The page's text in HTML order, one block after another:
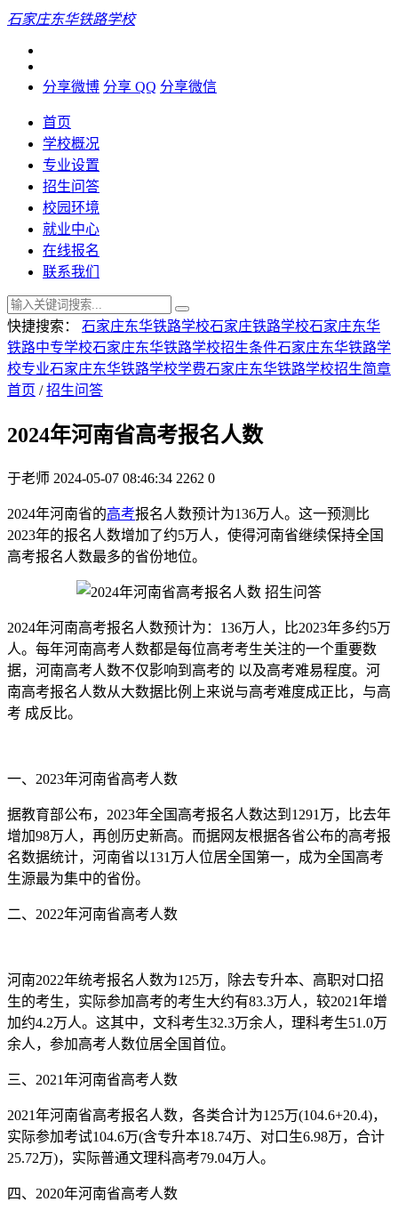
石家庄东华铁路学校
分享微博 分享 QQ 分享微信
首页
学校概况
专业设置
招生问答
校园环境
就业中心
在线报名
联系我们
快捷搜索： 石家庄东华铁路学校石家庄铁路学校石家庄东华
铁路中专学校石家庄东华铁路学校招生条件石家庄东华铁路学
校专业石家庄东华铁路学校学费石家庄东华铁路学校招生简章
首页 /招生问答
2024年河南省高考报名人数
于老师 2024-05-07 08:46:34 2262 0
2024年河南省的高考报名人数预计为136万人。这一预测比
2023年的报名人数增加了约5万人，使得河南省继续保持全国
高考报名人数最多的省份地位。
2024年河南高考报名人数预计为：136万人，比2023年多约5万
人。每年河南高考人数都是每位高考考生关注的一个重要数
据，河南高考人数不仅影响到高考的 以及高考难易程度。河
南高考报名人数从大数据比例上来说与高考难度成正比，与高
考 成反比。
一、2023年河南省高考人数
据教育部公布，2023年全国高考报名人数达到1291万，比去年
增加98万人，再创历史新高。而据网友根据各省公布的高考报
名数据统计，河南省以131万人位居全国第一，成为全国高考
生源最为集中的省份。
二、2022年河南省高考人数
河南2022年统考报名人数为125万，除去专升本、高职对口招
生的考生，实际参加高考的考生大约有83.3万人，较2021年增
加约4.2万人。这其中，文科考生32.3万余人，理科考生51.0万
余人，参加高考人数位居全国首位。
三、2021年河南省高考人数
2021年河南省高考报名人数，各类合计为125万(104.6+20.4)，
实际参加考试104.6万(含专升本18.74万、对口生6.98万，合计
25.72万)，实际普通文理科高考79.04万人。
四、2020年河南省高考人数